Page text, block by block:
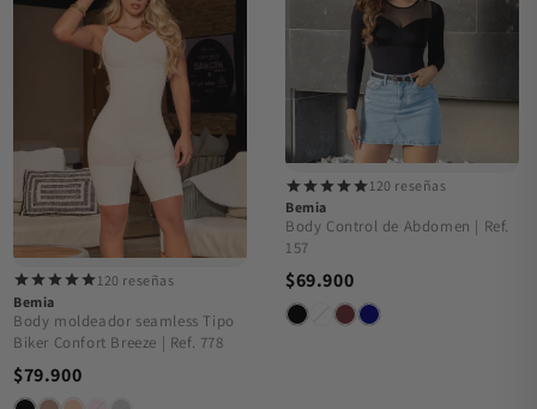
120 reseñas
Bemia
Body moldeador seamless Tipo
Biker Confort Breeze | Ref. 778
$79.900
120 reseñas
Bemia
Body Control de Abdomen | Ref.
157
$69.900